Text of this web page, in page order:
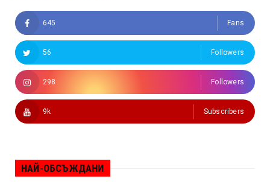
645 Fans
56 Followers
298 Followers
9k Subscribers
НАЙ-ОБСЪЖДАНИ